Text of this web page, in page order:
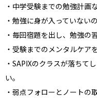
・中学受験までの勉強計画
・勉強に身が入っていない
・毎回宿題を出し、勉強の
・受験までのメンタルケア
・SAPIXのクラスが落ちて
い。
・弱点フォローとノートの